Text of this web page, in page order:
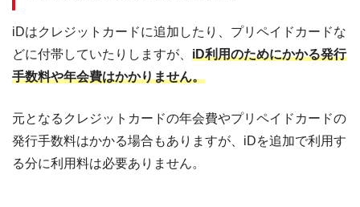
iDはクレジットカードに追加したり、プリペイドカードな
どに付帯していたりしますが、 iD利用のためにかかる発行
手数料や年会費はかかりません。
元となるクレジットカードの年会費やプリペイドカードの
発行手数料はかかる場合もありますが、iDを追加で利用す
る分に利用料は必要ありません。